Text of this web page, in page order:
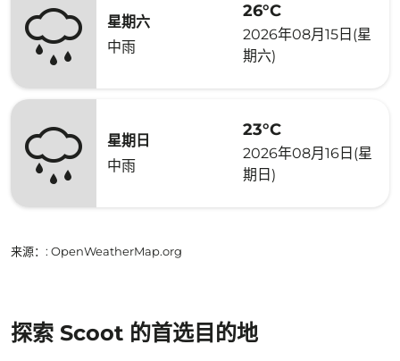
星期六
中雨
26°C
2026年08月15日(星
期六)
星期日
中雨
23°C
2026年08月16日(星
期日)
来源： : OpenWeatherMap.org
探索 Scoot 的首选目的地